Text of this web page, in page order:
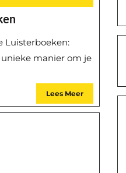
Luisterboeken:
manier om je
Lees Meer